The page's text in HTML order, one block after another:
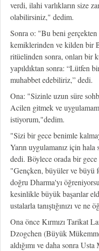
verdi, ilahi varlıkların size
olabilirsiniz," dedim.
Sonra o: "Bu beni
kemiklerinden ve kilden bir
ritüelinden sonra, onları bir
yapıldıktan sonra: “Lütfen
muhabbet edebiliriz,” dedi.
Ona: "Sizinle uzun süre
Acilen gitmek ve
istiyorum,"dedim.
"Sizi bir gece benimle
Yarın uygulamanız için
dedi. Böylece orada bir
"Gençken, büyüler ve
doğru Dharma'yı
kesinlikle büyük başarılar
ustalarla tanıştığınızı ve
Ona önce Kırmızı Tarikat
Dzogchen (Büyük
aldığımı ve daha sonra